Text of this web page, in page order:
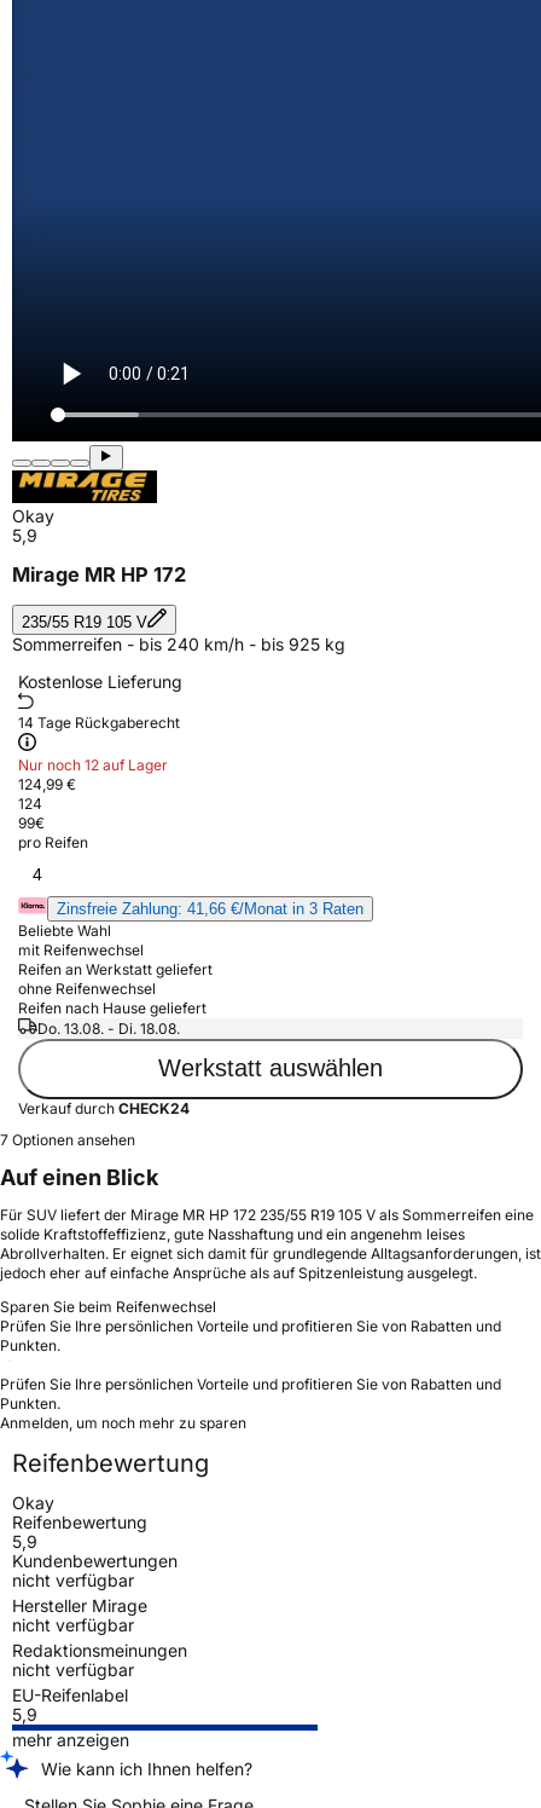
Okay
5,9
Mirage MR HP 172
235/55 R19 105 V
Sommerreifen - bis 240 km/h - bis 925 kg
Kostenlose Lieferung
14 Tage Rückgaberecht
Nur noch 12 auf Lager
124,99 €
124
99€
pro Reifen
4
Zinsfreie Zahlung: 41,66 €/Monat in 3 Raten
Beliebte Wahl
mit Reifenwechsel
Reifen an Werkstatt geliefert
ohne Reifenwechsel
Reifen nach Hause geliefert
Do. 13.08. - Di. 18.08.
Werkstatt auswählen
Verkauf durch CHECK24
7 Optionen ansehen
Auf einen Blick
Für SUV liefert der Mirage MR HP 172 235/55 R19 105 V als Sommerreifen eine
solide Kraftstoffeffizienz, gute Nasshaftung und ein angenehm leises
Abrollverhalten. Er eignet sich damit für grundlegende Alltagsanforderungen, ist
jedoch eher auf einfache Ansprüche als auf Spitzenleistung ausgelegt.
Sparen Sie beim Reifenwechsel
Prüfen Sie Ihre persönlichen Vorteile und profitieren Sie von Rabatten und
Punkten.
Prüfen Sie Ihre persönlichen Vorteile und profitieren Sie von Rabatten und
Punkten.
Anmelden, um noch mehr zu sparen
Reifenbewertung
Okay
Reifenbewertung
5,9
Kundenbewertungen
nicht verfügbar
Hersteller Mirage
nicht verfügbar
Redaktionsmeinungen
nicht verfügbar
EU-Reifenlabel
5,9
mehr anzeigen
Wie kann ich Ihnen helfen?